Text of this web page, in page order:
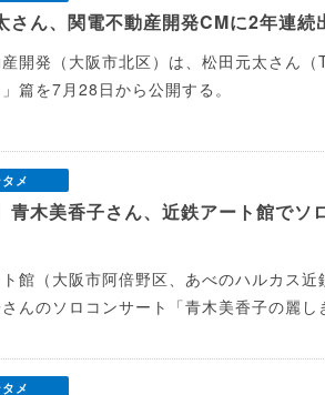
さん、関電不動産開発CMに2年連続
開発（大阪市北区）は、松田元太さん
篇を7月28日から公開する。
メ
青木美香子さん、近鉄アート館で
館（大阪市阿倍野区、あべのハルカス
んのソロコンサート「青木美香子の麗
メ